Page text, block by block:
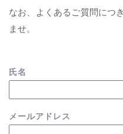
なお、よくあるご質問につ
ませ。
氏名
メールアドレス